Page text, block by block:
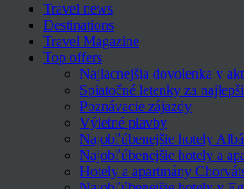
Travel news
Destinations
Travel Magazine
Top offers
Najlacnejšia dovolenka v
Spiatočné letenky za
Poznávacie zájazdy
Výletné plavby
Najobľúbenejšie hotely
Najobľúbenejšie hotely a
Hotely a apartmány